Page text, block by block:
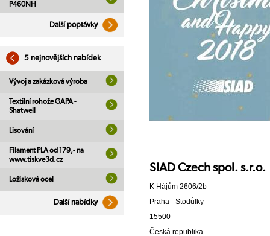
P460NH
Další poptávky
5 nejnovějších nabídek
Vývoj a zakázková výroba
Textilní rohože GAPA -
Shatwell
Lisování
Filament PLA od 179,- na
www.tiskve3d.cz
Ložisková ocel
Další nabídky
SIAD Czech spol. s.r.o.
K Hájům 2606/2b
Praha - Stodůlky
15500
Česká republika